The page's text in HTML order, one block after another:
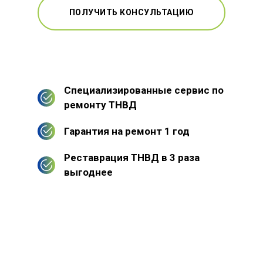
ПОЛУЧИТЬ КОНСУЛЬТАЦИЮ
Специализированные сервис по
ремонту ТНВД
Гарантия на ремонт 1 год
Реставрация ТНВД в 3 раза
выгоднее